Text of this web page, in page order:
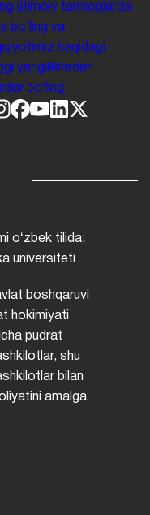
ijtimoiy tarmoqlarda
boʻling va
haqidagi
yangiliklardan
boʻling.
oʻzbek tilida:
universiteti
boshqaruvi
hokimiyati
pudrat
shu
bilan
amalga